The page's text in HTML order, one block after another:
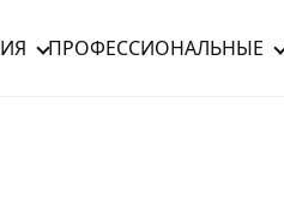
ПРОФЕССИОНАЛЬНЫЕ